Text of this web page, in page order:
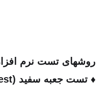
روشهای تست نرم
♦ تست جعبه سفید (White-Box test)